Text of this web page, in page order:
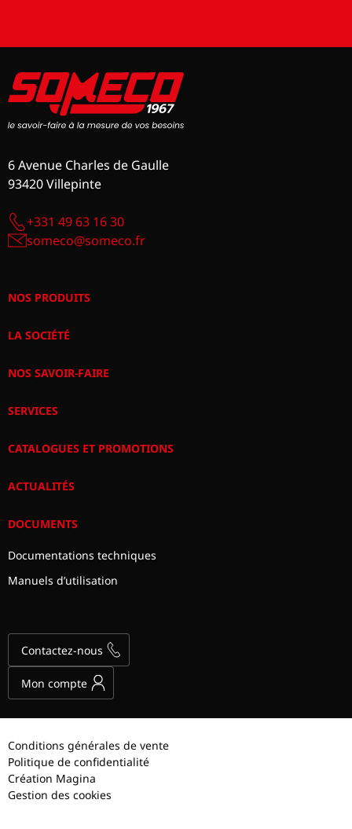
6 Avenue Charles de Gaulle
93420 Villepinte
+331 49 63 16 30
someco@someco.fr
NOS PRODUITS
LA SOCIÉTÉ
NOS SAVOIR-FAIRE
SERVICES
CATALOGUES ET PROMOTIONS
ACTUALITÉS
DOCUMENTS
Documentations techniques
Manuels d’utilisation
Contactez-nous
Mon compte
Conditions générales de vente
Politique de confidentialité
Création Magina
Gestion des cookies